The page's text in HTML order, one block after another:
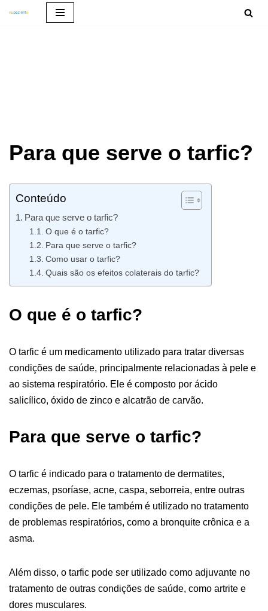
Para que serve o tarfic?
Conteúdo
Para que serve o tarfic?
O que é o tarfic?
Para que serve o tarfic?
Como usar o tarfic?
Quais são os efeitos colaterais do tarfic?
O que é o tarfic?
O tarfic é um medicamento utilizado para tratar diversas
condições de saúde, principalmente relacionadas à pele e
ao sistema respiratório. Ele é composto por ácido
salicílico, óxido de zinco e alcatrão de carvão.
Para que serve o tarfic?
O tarfic é indicado para o tratamento de dermatites,
eczemas, psoríase, acne, caspa, seborreia, entre outras
condições de pele. Ele também é utilizado no tratamento
de problemas respiratórios, como a bronquite crônica e a
asma.
Além disso, o tarfic pode ser utilizado como adjuvante no
tratamento de outras condições de saúde, como artrite e
dores musculares.